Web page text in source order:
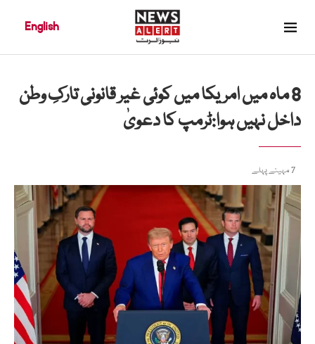
English
8 ماہ میں امریکا میں کوئی غیر قانونی تارکِ وطن
داخل نہیں ہوا:ٹرمپ کا دعویٰ
7 مہینے پہلے